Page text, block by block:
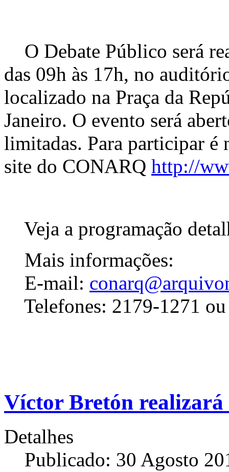
O Debate Público será
das 09h às 17h, no
localizado na Praça da
Janeiro. O evento será
limitadas. Para participar é
site do CONARQ http://
Veja a programação
Mais informações:
E-mail:
Telefones: 2179-1271
Víctor Bretón realizará
Detalhes
Publicado: 30 Agosto